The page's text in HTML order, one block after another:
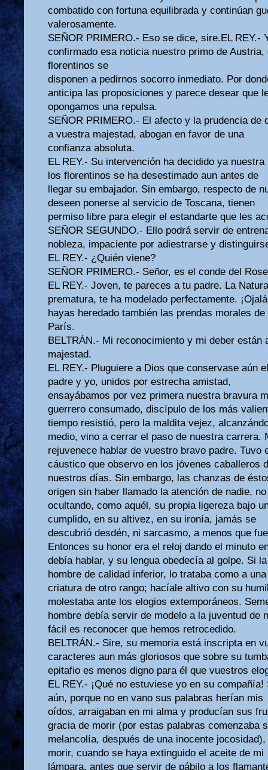
combatido con fortuna equilibrada y continúan
valerosamente.
SEÑOR PRIMERO.- Eso se dice, sire.EL REY.-
confirmado esa noticia nuestro primo de
florentinos se
disponen a pedirnos socorro inmediato. Por
anticipa las proposiciones y parece desear que
opongamos una repulsa.
SEÑOR PRIMERO.- El afecto y la prudencia de
a vuestra majestad, abogan en favor de una
confianza absoluta.
EL REY.- Su intervención ha decidido ya
los florentinos se ha desestimado aun antes de
llegar su embajador. Sin embargo, respecto de
deseen ponerse al servicio de Toscana, tienen
permiso libre para elegir el estandarte que les
SEÑOR SEGUNDO.- Ello podrá servir de
nobleza, impaciente por adiestrarse y
EL REY.- ¿Quién viene?
SEÑOR PRIMERO.- Señor, es el conde del
EL REY.- Joven, te pareces a tu padre. La
prematura, te ha modelado perfectamente. ¡Ojalá
hayas heredado también las prendas morales
París.
BELTRÁN.- Mi reconocimiento y mi deber están
majestad.
EL REY.- Pluguiere a Dios que conservase aún
padre y yo, unidos por estrecha amistad,
ensayábamos por vez primera nuestra bravura
guerrero consumado, discípulo de los más
tiempo resistió, pero la maldita vejez,
medio, vino a cerrar el paso de nuestra carrera.
rejuvenece hablar de vuestro bravo padre. Tuvo
cáustico que observo en los jóvenes caballeros
nuestros días. Sin embargo, las chanzas de
origen sin haber llamado la atención de nadie, no
ocultando, como aquél, su propia ligereza bajo
cumplido, en su altivez, en su ironía, jamás se
descubrió desdén, ni sarcasmo, a menos que
Entonces su honor era el reloj dando el minuto
debía hablar, y su lengua obedecía al golpe. Si
hombre de calidad inferior, lo trataba como a una
criatura de otro rango; hacíale altivo con su
molestaba ante los elogios extemporáneos.
hombre debía servir de modelo a la juventud de
fácil es reconocer que hemos retrocedido.
BELTRÁN.- Sire, su memoria está inscripta en
caracteres aun más gloriosos que sobre su
epitafio es menos digno para él que vuestros
EL REY.- ¡Qué no estuviese yo en su
aún, porque no en vano sus palabras herían mis
oídos, arraigaban en mi alma y producían sus
gracia de morir (por estas palabras comenzaba
melancolía, después de una inocente
morir, cuando se haya extinguido el aceite de mi
lámpara, antes que servir de pábilo a los